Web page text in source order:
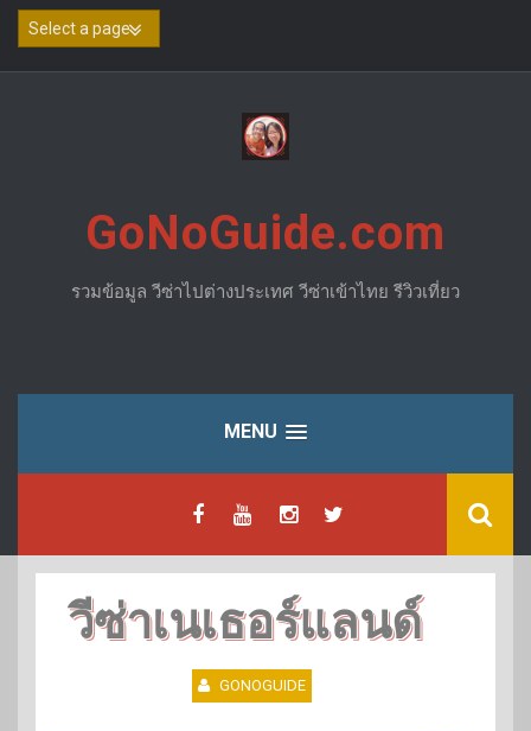
Skip
GoNoGuide.com
รวมข้อมูล วีซ่าไปต่างประเทศ วีซ่าเข้าไทย รีวิวเที่ยว
MENU
วีซ่าเนเธอร์แลนด์
GONOGUIDE